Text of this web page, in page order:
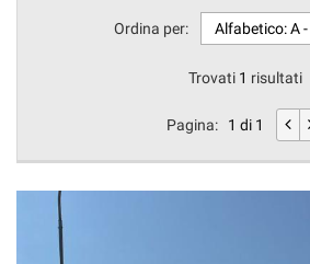
Ordina per:
Trovati 1 risultati
Pagina: 1 di 1